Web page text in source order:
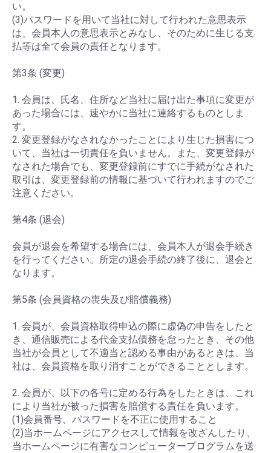
い。
(3)パスワードを用いて当社に対して行われた意思表示
は、会員本人の意思表示とみなし、そのために生じる支
払等は全て会員の責任となります。
第3条 (変更)
1. 会員は、氏名、住所など当社に届け出た事項に変更が
あった場合には、速やかに当社に連絡するものとしま
す。
2. 変更登録がなされなかったことにより生じた損害につ
いて、当社は一切責任を負いません。また、変更登録が
なされた場合でも、変更登録前にすでに手続がなされた
取引は、変更登録前の情報に基づいて行われますのでご
注意ください。
第4条 (退会)
会員が退会を希望する場合には、会員本人が退会手続き
を行ってください。所定の退会手続の終了後に、退会と
なります。
第5条 (会員資格の喪失及び賠償義務)
1. 会員が、会員資格取得申込の際に虚偽の申告をしたと
き、通信販売による代金支払債務を怠ったとき、その他
当社が会員として不適当と認める事由があるときは、当
社は、会員資格を取り消すことができることとします。
2. 会員が、以下の各号に定める行為をしたときは、これ
により当社が被った損害を賠償する責任を負います。
(1)会員番号、パスワードを不正に使用すること
(2)当ホームページにアクセスして情報を改ざんしたり、
当ホームページに有害なコンピュータープログラムを送